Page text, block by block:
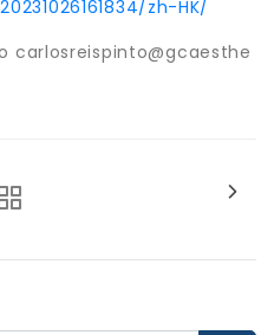
zh-HK/
carlosreispinto@gcaesthe